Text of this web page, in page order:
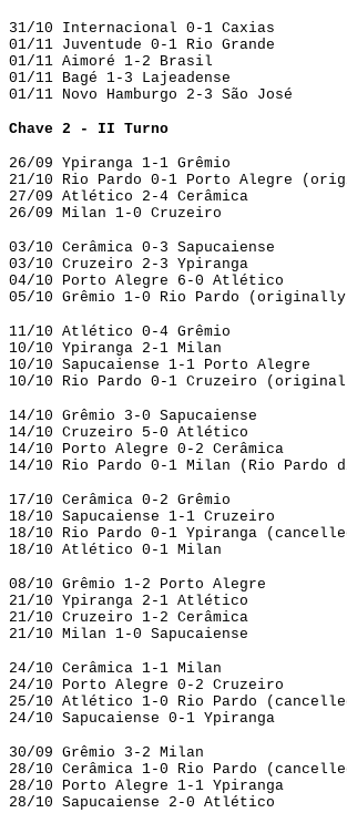
31/10 Internacional 0-1 Caxias
01/11 Juventude 0-1 Rio Grande
01/11 Aimoré 1-2 Brasil
01/11 Bagé 1-3 Lajeadense
01/11 Novo Hamburgo 2-3 São José
Chave 2 - II Turno
26/09 Ypiranga 1-1 Grêmio
21/10 Rio Pardo 0-1 Porto Alegre
27/09 Atlético 2-4 Cerâmica
26/09 Milan 1-0 Cruzeiro
03/10 Cerâmica 0-3 Sapucaiense
03/10 Cruzeiro 2-3 Ypiranga
04/10 Porto Alegre 6-0 Atlético
05/10 Grêmio 1-0 Rio Pardo
11/10 Atlético 0-4 Grêmio
10/10 Ypiranga 2-1 Milan
10/10 Sapucaiense 1-1 Porto Alegre
10/10 Rio Pardo 0-1 Cruzeiro
14/10 Grêmio 3-0 Sapucaiense
14/10 Cruzeiro 5-0 Atlético
14/10 Porto Alegre 0-2 Cerâmica
14/10 Rio Pardo 0-1 Milan (Rio Pardo
17/10 Cerâmica 0-2 Grêmio
18/10 Sapucaiense 1-1 Cruzeiro
18/10 Rio Pardo 0-1 Ypiranga
18/10 Atlético 0-1 Milan
08/10 Grêmio 1-2 Porto Alegre
21/10 Ypiranga 2-1 Atlético
21/10 Cruzeiro 1-2 Cerâmica
21/10 Milan 1-0 Sapucaiense
24/10 Cerâmica 1-1 Milan
24/10 Porto Alegre 0-2 Cruzeiro
25/10 Atlético 1-0 Rio Pardo
24/10 Sapucaiense 0-1 Ypiranga
30/09 Grêmio 3-2 Milan
28/10 Cerâmica 1-0 Rio Pardo
28/10 Porto Alegre 1-1 Ypiranga
28/10 Sapucaiense 2-0 Atlético